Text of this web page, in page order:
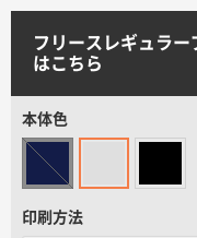
サイトメニュー
ご注文の流れ
お見積書の作成方法
フリースレギュラ
はこちら
本体色
印刷方法